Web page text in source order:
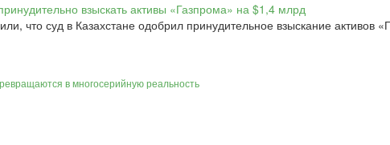
что суд в Казахстане одобрил принудительное взыскание активов
в многосерийную реальность